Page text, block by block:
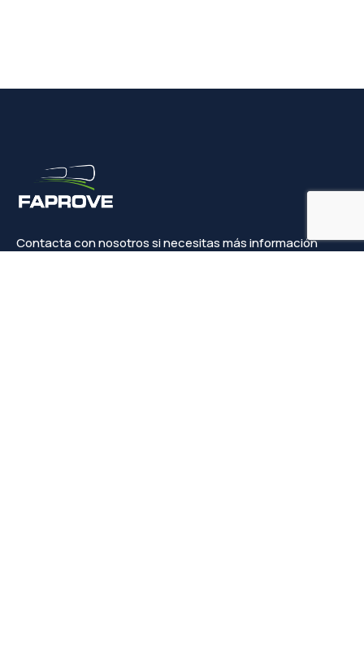
Contacta con nosotros si necesitas más información